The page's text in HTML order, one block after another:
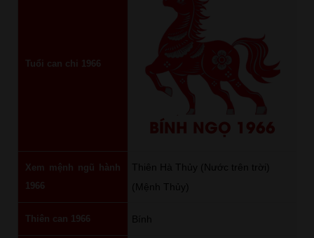
Tuổi can chi 1966
BÍNH NGỌ 1966
Xem mệnh ngũ hành
1966
Thiên Hà Thủy (Nước trên trời)
(Mệnh Thủy)
Thiên can 1966 Bính